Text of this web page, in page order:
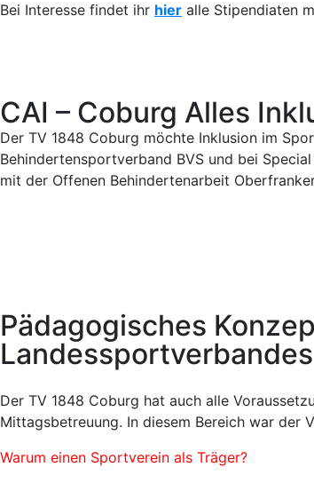
Bei Interesse findet ihr hier alle Stipendiaten
CAI – Coburg Alles
Der TV 1848 Coburg möchte Inklusion im
Behindertensportverband BVS und bei
mit der Offenen Behindertenarbeit
Pädagogisches
Landessportverbandes
Der TV 1848 Coburg hat auch alle
Mittagsbetreuung. In diesem Bereich war der
Warum einen Sportverein als Träger?